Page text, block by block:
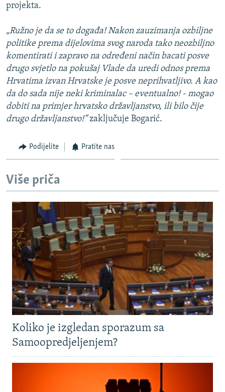
projekta.
„Ružno je da se to događa! Nakon zauzimanja ozbiljne
politike prema dijelovima svog naroda tako neozbiljno
komentirati i zapravo na određeni način bacati posve
drugo svjetlo na pokušaj Vlade da uredi odnos prema
Hrvatima izvan Hrvatske je posve neprihvatljivo. A kao
da do sada nije neki kriminalac – eventualno! - mogao
dobiti na primjer hrvatsko državljanstvo, ili bilo čije
drugo državljanstvo!“zaključuje Bogarić.
Podijelite Pratite nas
Više priča
Koliko je izgledan sporazum sa
Samoopredjeljenjem?